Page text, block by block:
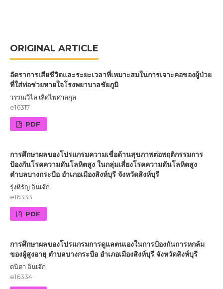
ORIGINAL ARTICLE
อัตราการเสียชีวิตและระยะเวลาที่เหมาะสมในการเจาะคอของผู้ป่วย
ที่ใส่ท่อช่วยหายใจโรงพยาบาลชัยภูมิ
วรรณวิไล เลิศไพศาลกุล
e16317
PDF
การศึกษาผลของโปรแกรมความเชื่อด้านสุขภาพต่อพฤติกรรมการ
ป้องกันโรคความดันโลหิตสูง ในกลุ่มเสี่ยงโรคความดันโลหิตสูง
ตำบลบางกระบือ อำเภอเมืองสิงห์บุรี จังหวัดสิงห์บุรี
รุ่งหิรัญ อินเจ๊ก
e16333
PDF
การศึกษาผลของโปรแกรมการดูแลตนเองในการป้องกันการหกล้ม
ของผู้สูงอายุ ตำบลบางกระบือ อำเภอเมืองสิงห์บุรี จังหวัดสิงห์บุรี
ดนิตา อินเจ๊ก
e16334